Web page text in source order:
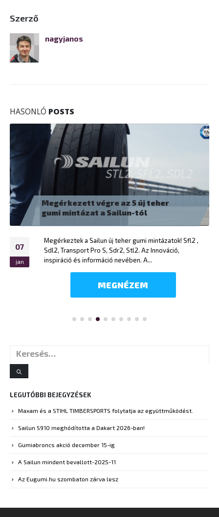
Szerző
nagyjanos
HASONLÓ POSTS
07
jan
Megérkezett végre az 5 új teher
gumi mintázat a Sailun-tól
Megérkeztek a Sailun új teher gumi mintázatok! Sfl2 ,
Sdl2, Transport Pro S, Sdr2, Stl2. Az Innováció,
inspiráció és információ nevében. A...
MEGNÉZEM
LEGUTÓBBI BEJEGYZÉSEK
Maxam és a STIHL TIMBERSPORTS folytatja az együttműködést.
Sailun S910 meghódította a Dakart 2026-ban!
Gumiabroncs akció december 15-ig
A Sailun mindent bevallott-2025-11
Az Eugumi.hu szombaton zárva lesz